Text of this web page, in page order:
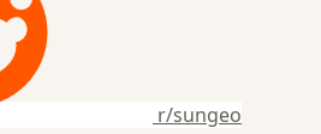
r/sungeo